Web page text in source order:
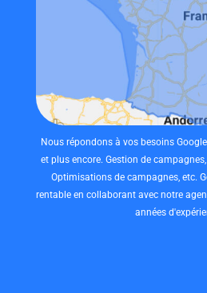
Nous répondons à vos besoins
et plus encore. Gestion de
Optimisations de campagnes, etc.
rentable en collaborant avec notre
années